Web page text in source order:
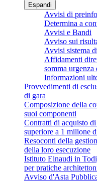
Espandi
Avvisi di
Determina a
Avvisi e Bandi
Avviso sui
Avvisi sistema
Affidamenti
somma
Informazioni
Provvedimenti di
di gara
Composizione della
suoi componenti
Contratti di acquisto
superiore a 1 milione
Resoconti della
della loro esecuzione
Istituto Einaudi in
per pratiche
Avviso d'Asta